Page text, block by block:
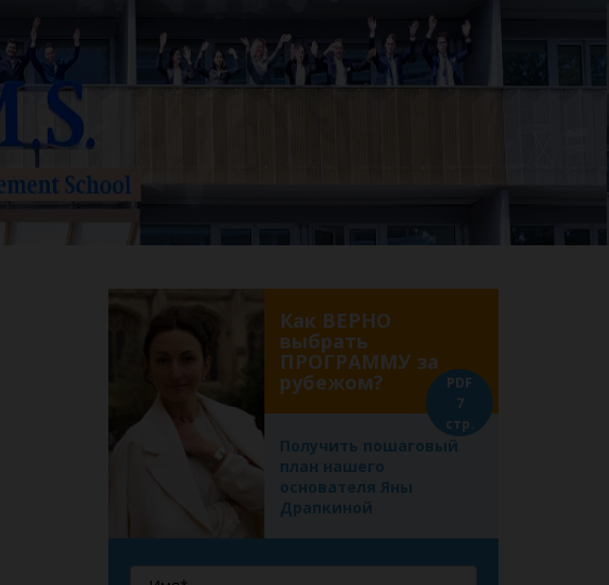
Как ВЕРНО
выбрать
ПРОГРАММУ за
рубежом?
Получить пошаговый
план нашего
основателя Яны
Драпкиной
PDF
7
стр.